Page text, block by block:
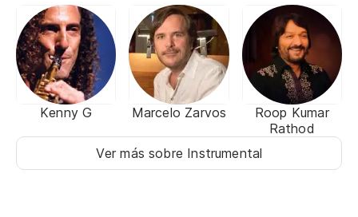
La Ciudad de
Luque
Kenny G Marcelo Zarvos
Roop Kumar
Rathod
Ver más sobre Instrumental